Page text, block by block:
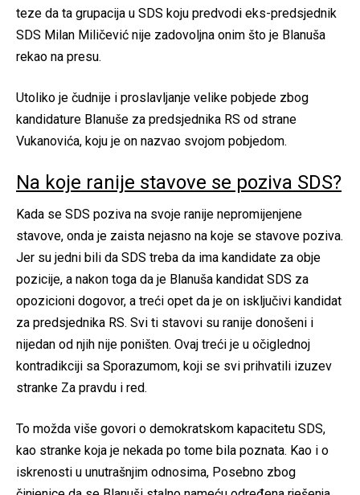
teze da ta grupacija u SDS koju predvodi eks-predsjednik
SDS Milan Miličević nije zadovoljna onim što je Blanuša
rekao na presu.
Utoliko je čudnije i proslavljanje velike pobjede zbog
kandidature Blanuše za predsjednika RS od strane
Vukanovića, koju je on nazvao svojom pobjedom.
Na koje ranije stavove se poziva SDS?
Kada se SDS poziva na svoje ranije nepromijenjene
stavove, onda je zaista nejasno na koje se stavove poziva.
Jer su jedni bili da SDS treba da ima kandidate za obje
pozicije, a nakon toga da je Blanuša kandidat SDS za
opozicioni dogovor, a treći opet da je on isključivi kandidat
za predsjednika RS. Svi ti stavovi su ranije donošeni i
nijedan od njih nije poništen. Ovaj treći je u očiglednoj
kontradikciji sa Sporazumom, koji se svi prihvatili izuzev
stranke Za pravdu i red.
To možda više govori o demokratskom kapacitetu SDS,
kao stranke koja je nekada po tome bila poznata. Kao i o
iskrenosti u unutrašnjim odnosima, Posebno zbog